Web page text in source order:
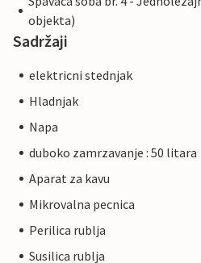
objekta)
Sadržaji
elektricni stednjak
Hladnjak
Napa
duboko zamrzavanje : 50 litara
Aparat za kavu
Mikrovalna pecnica
Perilica rublja
Susilica rublja